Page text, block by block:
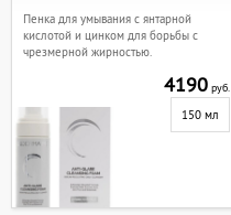
Пенка для умывания с янтарной
кислотой и цинком для борьбы с
чрезмерной жирностью.
4190руб.
150 мл